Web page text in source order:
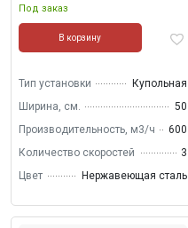
Под заказ
В корзину
Тип установки
Купольная
Ширина, см.
50
Производительность, м3/ч
600
Количество скоростей
3
Цвет
Нержавеющая сталь